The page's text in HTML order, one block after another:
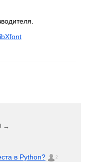
→
в Python? 2